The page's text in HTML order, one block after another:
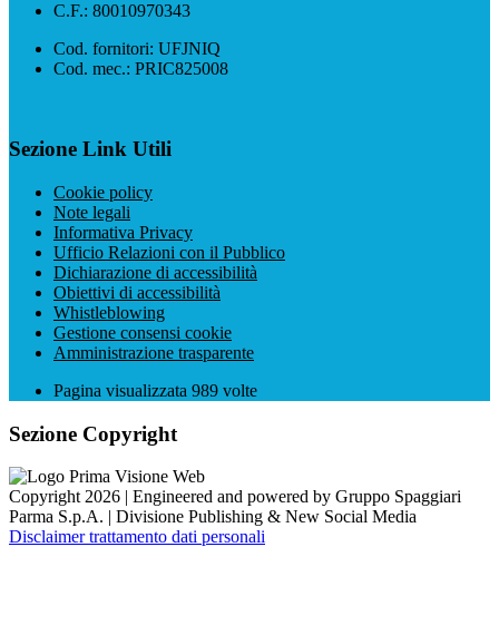
C.F.: 80010970343
Cod. fornitori: UFJNIQ
Cod. mec.: PRIC825008
Sezione Link Utili
Cookie policy
Note legali
Informativa Privacy
Ufficio Relazioni con il Pubblico
Dichiarazione di accessibilità
Obiettivi di accessibilità
Whistleblowing
Gestione consensi cookie
Amministrazione trasparente
Pagina visualizzata 989 volte
Sezione Copyright
Copyright 2026 | Engineered and powered by Gruppo Spaggiari
Parma S.p.A. | Divisione Publishing & New Social Media
Disclaimer trattamento dati personali